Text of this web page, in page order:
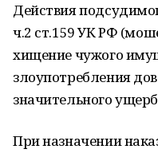
Действия
ч.2 ст.159 УК РФ
хищение чужого
злоупотребления
значительного
При назначении